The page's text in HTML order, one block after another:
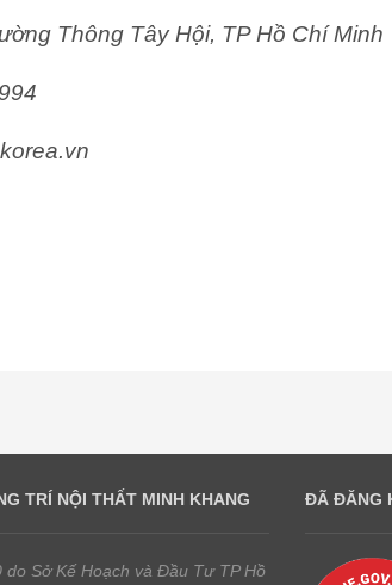
Thông Tây Hội, TP Hồ Chí Minh
TRÍ NỘI THẤT MINH KHANG
do Sở Kế Hoạch và Đầu Tư TP Hồ
ĐÃ ĐĂNG